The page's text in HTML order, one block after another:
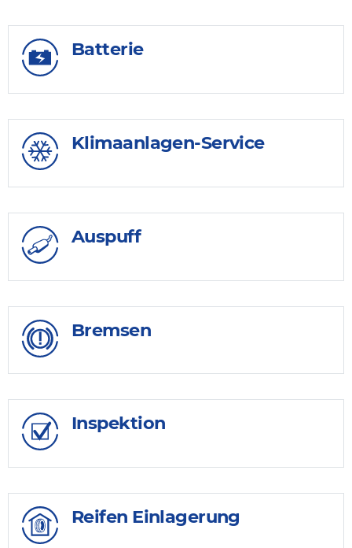
Batterie
Klimaanlagen-Service
Auspuff
Bremsen
Inspektion
Reifen Einlagerung